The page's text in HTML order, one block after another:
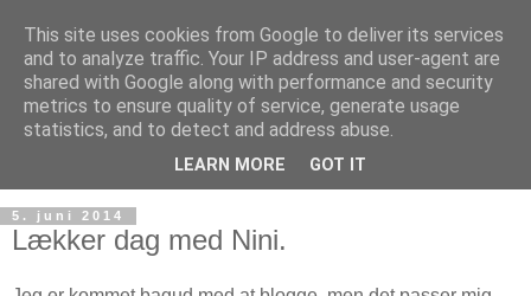
5. juni 2014
Lækker dag med Nini.
This site uses cookies from Google to deliver its services
and to analyze traffic. Your IP address and user-agent are
shared with Google along with performance and security
metrics to ensure quality of service, generate usage
statistics, and to detect and address abuse.
LEARN MORE GOT IT